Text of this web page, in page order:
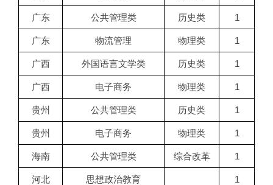
广东 公共管理类 历史类 1
广东 物流管理 物理类 1
广西 外国语言文学类 历史类 1
广西 电子商务 物理类 1
贵州 公共管理类 历史类 1
贵州 电子商务 物理类 1
海南 公共管理类 综合改革 1
河北 思想政治教育 1